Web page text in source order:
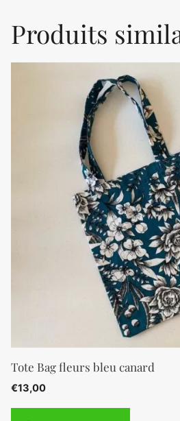
Produits
Tote Bag fleurs bleu canard
€13,00